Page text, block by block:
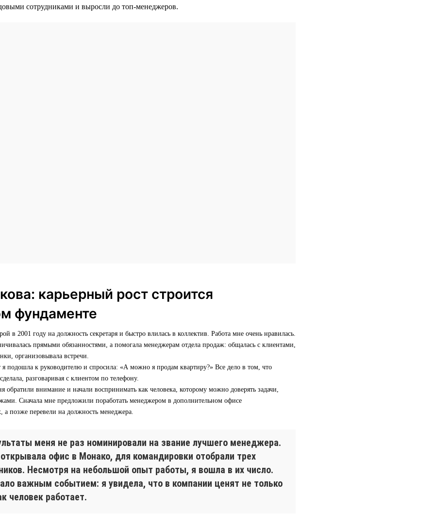
сотрудниками и выросли до топ-менеджеров.
карьерный рост строится
фундаменте
в 2001 году на должность секретаря и быстро влилась в коллектив. Работа мне очень нравилась.
прямыми обязанностями, а помогала менеджерам отдела продаж: общалась с клиентами,
организовывала встречи.
подошла к руководителю и спросила: «А можно я продам квартиру?» Все дело в том, что
разговаривая с клиентом по телефону.
обратили внимание и начали воспринимать как человека, которому можно доверять задачи,
Сначала мне предложили поработать менеджером в дополнительном офисе
а позже перевели на должность менеджера.
меня не раз номинировали на звание лучшего менеджера.
офис в Монако, для командировки отобрали трех
Несмотря на небольшой опыт работы, я вошла в их число.
важным событием: я увидела, что в компании ценят не только
человек работает.